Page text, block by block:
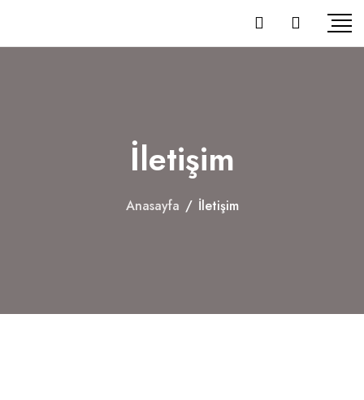
İletişim
Anasayfa / İletişim